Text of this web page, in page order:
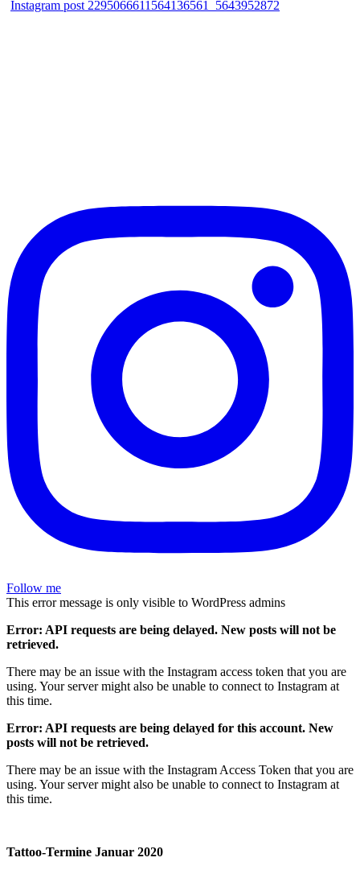
Instagram post 2295066611564136561_5643952872
Follow me
This error message is only visible to WordPress admins
Error: API requests are being delayed. New posts will not be
retrieved.
There may be an issue with the Instagram access token that you are
using. Your server might also be unable to connect to Instagram at
this time.
Error: API requests are being delayed for this account. New
posts will not be retrieved.
There may be an issue with the Instagram Access Token that you are
using. Your server might also be unable to connect to Instagram at
this time.
Tattoo-Termine Januar 2020